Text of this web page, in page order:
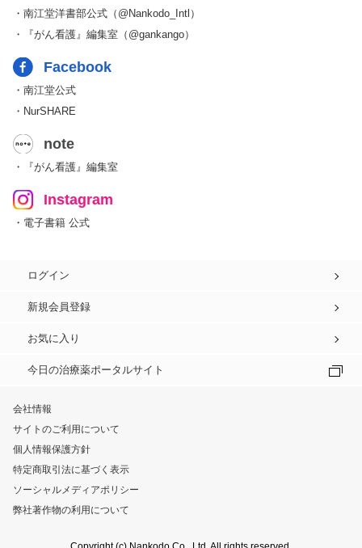
・南江堂洋書部公式（@Nankodo_Intl）
・『がん看護』編集室（@gankango）
Facebook
・南江堂公式
・NurSHARE
note
・『がん看護』編集室
Instagram
・電子書籍 公式
ログイン
新規会員登録
お気に入り
今日の治療薬ポータルサイト
会社情報
サイトのご利用について
個人情報保護方針
特定商取引法に基づく表示
ソーシャルメディアポリシー
弊社著作物の利用について